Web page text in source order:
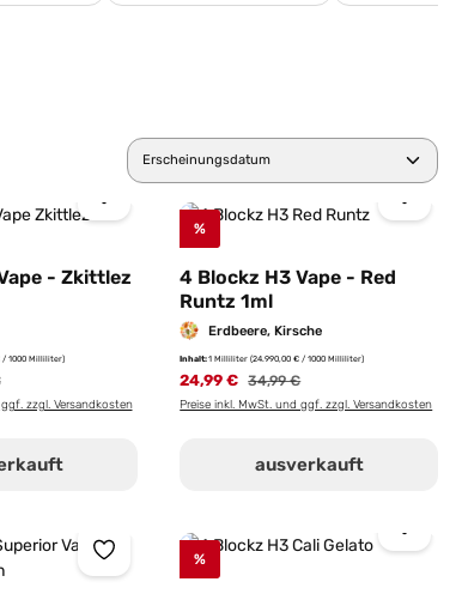
Bewertung von 5 von 5 Sternen
- Zkittlez
/ 1000 Milliliter)
Preis:
zzgl. Versandkosten
%
4 Blockz H3 Vape - Red
Runtz 1ml
Erdbeere, Kirsche
Inhalt:1 Milliliter(24.990,00 € / 1000 Milliliter)
24,99 € Regulärer Preis:
34,99 €
Preise inkl. MwSt. und ggf. zzgl. Versandkosten
ausverkauft
%